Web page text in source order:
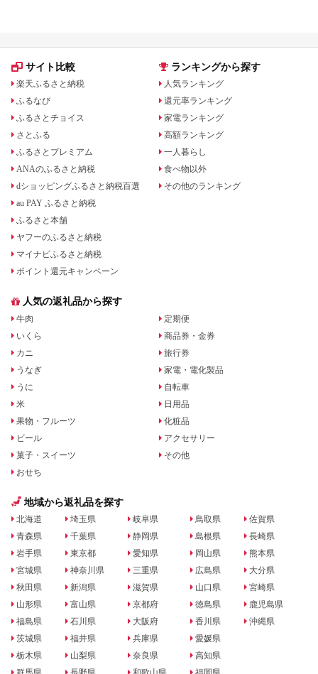
サイト比較
楽天ふるさと納税
ふるなび
ふるさとチョイス
さとふる
ふるさとプレミアム
ANAのふるさと納税
dショッピングふるさと納税百選
au PAY ふるさと納税
ふるさと本舗
ヤフーのふるさと納税
マイナビふるさと納税
ポイント還元キャンペーン
ランキングから探す
人気ランキング
還元率ランキング
家電ランキング
高額ランキング
一人暮らし
食べ物以外
その他のランキング
人気の返礼品から探す
牛肉
いくら
カニ
うなぎ
うに
米
果物・フルーツ
ビール
菓子・スイーツ
おせち
定期便
商品券・金券
旅行券
家電・電化製品
自転車
日用品
化粧品
アクセサリー
その他
地域から返礼品を探す
北海道
青森県
岩手県
宮城県
秋田県
山形県
福島県
茨城県
栃木県
埼玉県
千葉県
東京都
神奈川県
新潟県
富山県
石川県
福井県
山梨県
岐阜県
静岡県
愛知県
三重県
滋賀県
京都府
大阪府
兵庫県
奈良県
鳥取県
島根県
岡山県
広島県
山口県
徳島県
香川県
愛媛県
高知県
佐賀県
長崎県
熊本県
大分県
宮崎県
鹿児島県
沖縄県